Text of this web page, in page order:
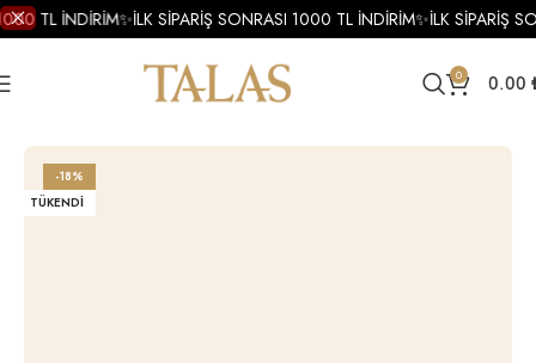
0 0.00
Altın Yüzükler Altın Tasarım Yüzük
-18%
TÜKENDI
TL İNDİRİM✨İLK SİPARİŞ SONRASI 1000 TL İNDİRİM✨İLK SİPARİŞ